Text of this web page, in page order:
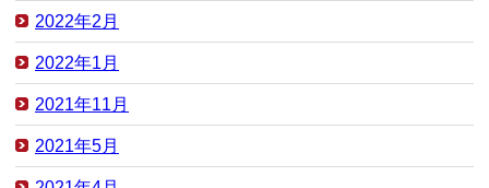
2022年2月
2022年1月
2021年11月
2021年5月